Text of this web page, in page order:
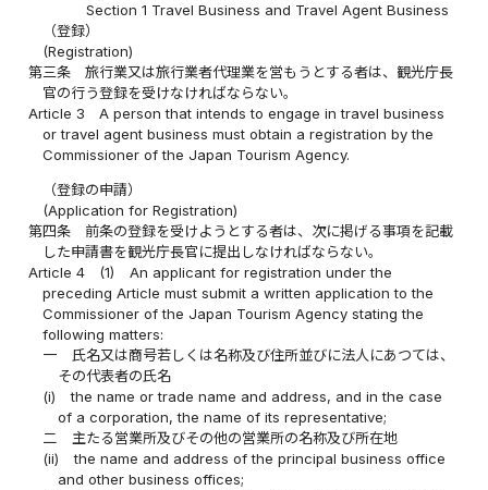
Section 1 Travel Business and Travel Agent Business
（登録）
(Registration)
第三条
旅行業又は旅行業者代理業を営もうとする者は、観光庁長
官の行う登録を受けなければならない。
Article 3
A person that intends to engage in travel business
or travel agent business must obtain a registration by the
Commissioner of the Japan Tourism Agency.
（登録の申請）
(Application for Registration)
第四条
前条の登録を受けようとする者は、次に掲げる事項を記載
した申請書を観光庁長官に提出しなければならない。
Article 4
(1)
An applicant for registration under the
preceding Article must submit a written application to the
Commissioner of the Japan Tourism Agency stating the
following matters:
一
氏名又は商号若しくは名称及び住所並びに法人にあつては、
その代表者の氏名
(i)
the name or trade name and address, and in the case
of a corporation, the name of its representative;
二
主たる営業所及びその他の営業所の名称及び所在地
(ii)
the name and address of the principal business office
and other business offices;